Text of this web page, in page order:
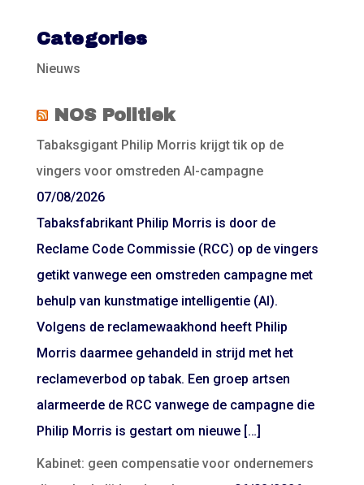
Categories
Nieuws
NOS Politiek
Tabaksgigant Philip Morris krijgt tik op de
vingers voor omstreden AI-campagne
07/08/2026
Tabaksfabrikant Philip Morris is door de
Reclame Code Commissie (RCC) op de vingers
getikt vanwege een omstreden campagne met
behulp van kunstmatige intelligentie (AI).
Volgens de reclamewaakhond heeft Philip
Morris daarmee gehandeld in strijd met het
reclameverbod op tabak. Een groep artsen
alarmeerde de RCC vanwege de campagne die
Philip Morris is gestart om nieuwe […]
Kabinet: geen compensatie voor ondernemers